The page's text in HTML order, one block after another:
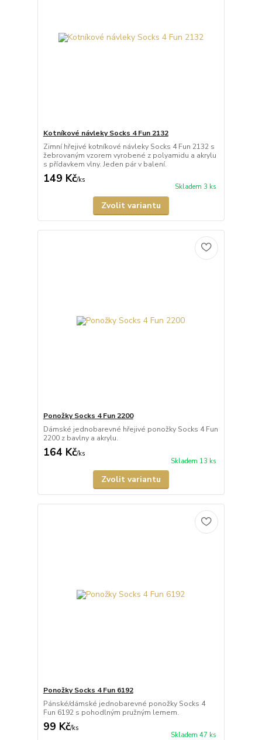
Kotníkové návleky Socks 4 Fun 2132
Zimní hřejivé kotníkové návleky Socks 4 Fun 2132 s
žebrovaným vzorem vyrobené z polyamidu a akrylu
s přídavkem vlny. Jeden pár v balení.
149 Kč/ks
Skladem 3 ks
Zvolit variantu
Ponožky Socks 4 Fun 2200
Dámské jednobarevné hřejivé ponožky Socks 4 Fun
2200 z bavlny a akrylu.
164 Kč/ks
Skladem 13 ks
Zvolit variantu
Ponožky Socks 4 Fun 6192
Pánské/dámské jednobarevné ponožky Socks 4
Fun 6192 s pohodlným pružným lemem.
99 Kč/ks
Skladem 47 ks